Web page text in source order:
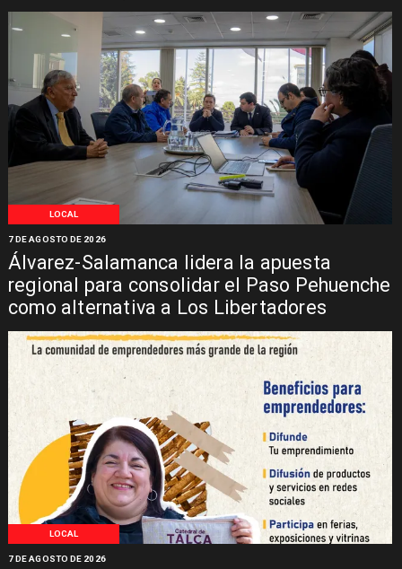
LOCAL
Álvarez-Salamanca lidera la apuesta
regional para consolidar el Paso Pehuenche
como alternativa a Los Libertadores
7 DE AGOSTO DE 2026
LOCAL
7 DE AGOSTO DE 2026